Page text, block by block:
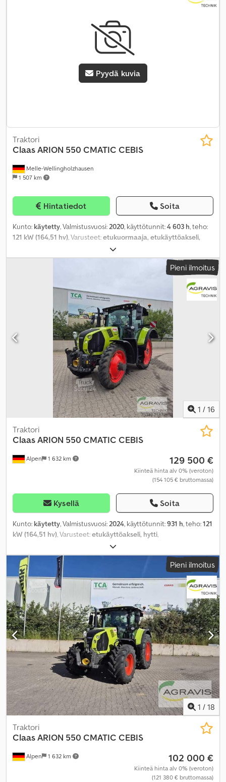
Pyydä kuvia
Melle-Wellingholzhausen
1 507 km
Traktori
ClaasARION 550 CMATIC CEBIS
Hintatiedot Soita
Kunto: käytetty, Valmistusvuosi:2020, käyttötunnit:4 603 h, teho:
121 kW (164,51 hv), Varusteet:etukuormaaja, etukäyttöakseli,
Pieni ilmoitus
1 / 16
Alpen 1 632 km
Traktori
ClaasARION 550 CMATIC CEBIS
129 500 €
Kiinteä hinta alv 0% (veroton)
(154 105 € bruttomassa)
Kysellä Soita
Kunto: käytetty, Valmistusvuosi:2024, käyttötunnit:931 h, teho:121
kW (164,51 hv), Varusteet:etukäyttöakseli, hytti,
Pieni ilmoitus
1 / 18
Alpen 1 632 km
Traktori
ClaasARION 550 CMATIC CEBIS
102 000 €
Kiinteä hinta alv 0% (veroton)
(121 380 € bruttomassa)